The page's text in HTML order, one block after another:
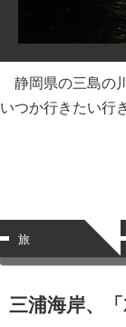
静岡県の三島の
いつか行きたい行
旅
三浦海岸、